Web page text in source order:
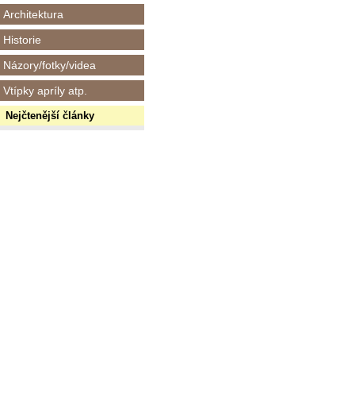
Architektura
Historie
Názory/fotky/videa
Vtípky apríly atp.
Nejčtenější články